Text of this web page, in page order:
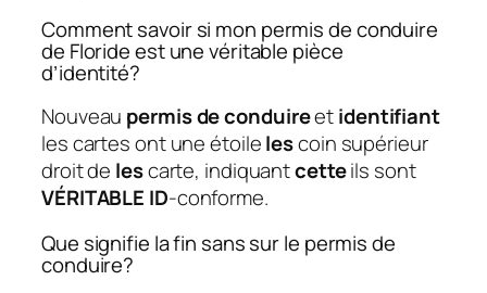
Comment savoir si mon permis de conduire
de Floride est une véritable pièce
d’identité?
Nouveau permis de conduireetidentifiant
les cartes ont une étoilelescoin supérieur
droit de lescarte, indiquantcetteils sont
VÉRITABLE ID-conforme.
Que signifie la fin sans sur le permis de
conduire?